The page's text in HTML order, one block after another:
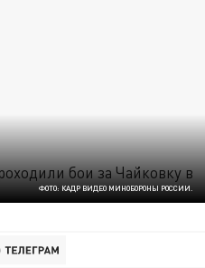
ФОТО: КАДР ВИДЕО МИНОБОРОНЫ РОССИИ.